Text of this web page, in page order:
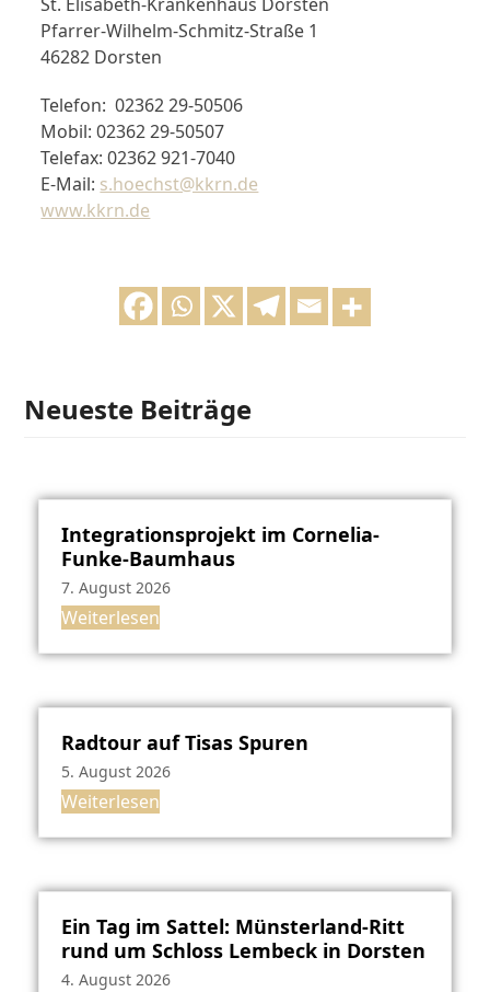
St. Elisabeth-Krankenhaus Dorsten
Pfarrer-Wilhelm-Schmitz-Straße 1
46282 Dorsten
Telefon: 02362 29-50506
Mobil: 02362 29-50507
Telefax: 02362 921-7040
E-Mail: s.hoechst@kkrn.de
www.kkrn.de
Neueste Beiträge
Integrationsprojekt im Cornelia-
Funke-Baumhaus
7. August 2026
Weiterlesen
Radtour auf Tisas Spuren
5. August 2026
Weiterlesen
Ein Tag im Sattel: Münsterland-Ritt
rund um Schloss Lembeck in Dorsten
4. August 2026